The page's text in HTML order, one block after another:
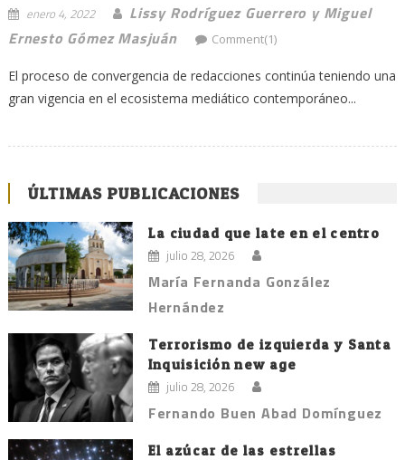
enero 4, 2022
Lissy Rodríguez Guerrero y Miguel
Ernesto Gómez Masjuán
Comment(1)
El proceso de convergencia de redacciones continúa teniendo una
gran vigencia en el ecosistema mediático contemporáneo...
ÚLTIMAS PUBLICACIONES
La ciudad que late en el centro
julio 28, 2026
María Fernanda González
Hernández
Terrorismo de izquierda y Santa
Inquisición new age
julio 28, 2026
Fernando Buen Abad Domínguez
El azúcar de las estrellas